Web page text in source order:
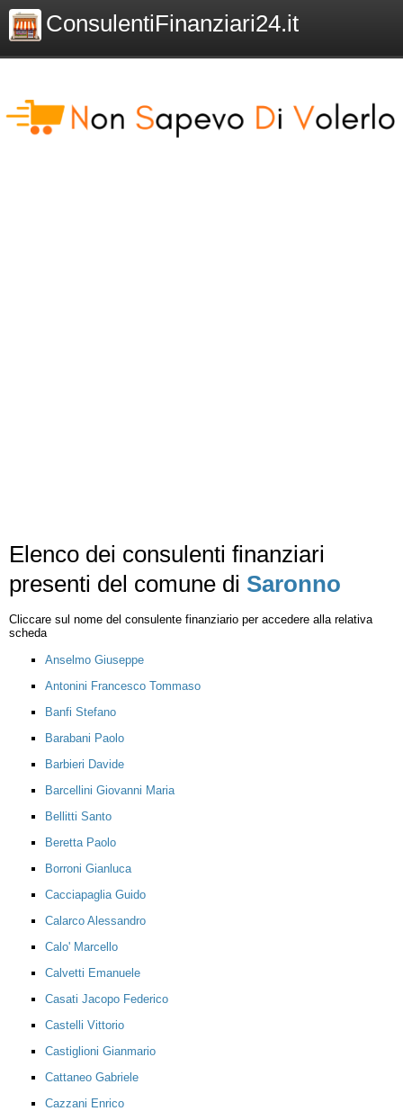
ConsulentiFinanziari24.it
Elenco dei consulenti finanziari
presenti del comune di Saronno
Cliccare sul nome del consulente finanziario per accedere alla relativa
scheda
Anselmo Giuseppe
Antonini Francesco Tommaso
Banfi Stefano
Barabani Paolo
Barbieri Davide
Barcellini Giovanni Maria
Bellitti Santo
Beretta Paolo
Borroni Gianluca
Cacciapaglia Guido
Calarco Alessandro
Calo' Marcello
Calvetti Emanuele
Casati Jacopo Federico
Castelli Vittorio
Castiglioni Gianmario
Cattaneo Gabriele
Cazzani Enrico